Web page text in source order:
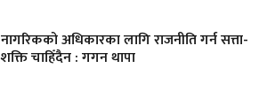
नागरिकको अधिकारका लागि राजनीति गर्न सत्ता-
शक्ति चाहिँदैन : गगन थापा